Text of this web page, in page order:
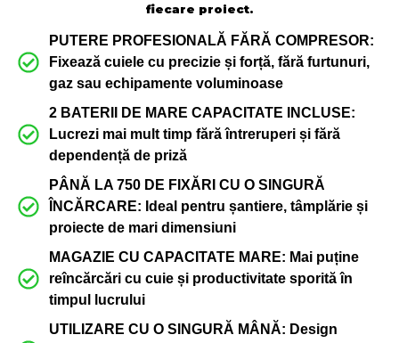
fiecare proiect.
PUTERE PROFESIONALĂ FĂRĂ COMPRESOR:
Fixează cuiele cu precizie și forță, fără furtunuri,
gaz sau echipamente voluminoase
2 BATERII DE MARE CAPACITATE INCLUSE:
Lucrezi mai mult timp fără întreruperi și fără
dependență de priză
PÂNĂ LA 750 DE FIXĂRI CU O SINGURĂ
ÎNCĂRCARE: Ideal pentru șantiere, tâmplărie și
proiecte de mari dimensiuni
MAGAZIE CU CAPACITATE MARE: Mai puține
reîncărcări cu cuie și productivitate sporită în
timpul lucrului
UTILIZARE CU O SINGURĂ MÂNĂ: Design